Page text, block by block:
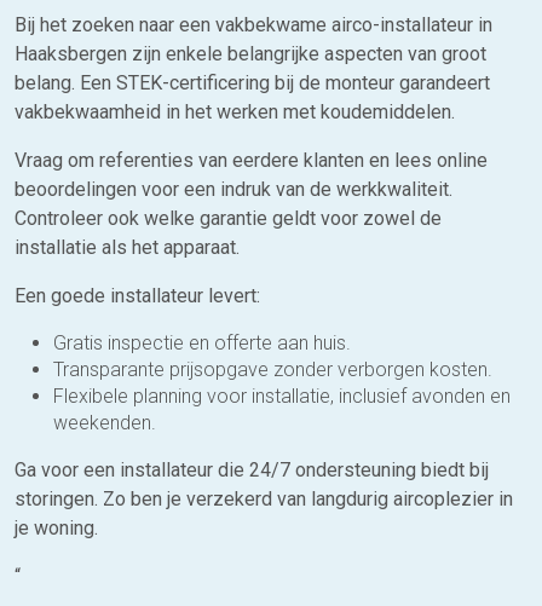
Bij het zoeken naar een vakbekwame airco-installateur in
Haaksbergen zijn enkele belangrijke aspecten van groot
belang. Een STEK-certificering bij de monteur garandeert
vakbekwaamheid in het werken met koudemiddelen.
Vraag om referenties van eerdere klanten en lees online
beoordelingen voor een indruk van de werkkwaliteit.
Controleer ook welke garantie geldt voor zowel de
installatie als het apparaat.
Een goede installateur levert:
Gratis inspectie en offerte aan huis.
Transparante prijsopgave zonder verborgen kosten.
Flexibele planning voor installatie, inclusief avonden en
weekenden.
Ga voor een installateur die 24/7 ondersteuning biedt bij
storingen. Zo ben je verzekerd van langdurig aircoplezier in
je woning.
“